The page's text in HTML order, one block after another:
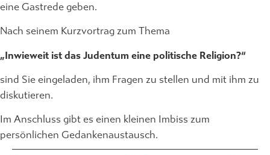
eine Gastrede geben.
Nach seinem Kurzvortrag zum Thema
„Inwieweit ist das Judentum eine politische Religion?“
sind Sie eingeladen, ihm Fragen zu stellen und mit ihm zu
diskutieren.
Im Anschluss gibt es einen kleinen Imbiss zum
persönlichen Gedankenaustausch.